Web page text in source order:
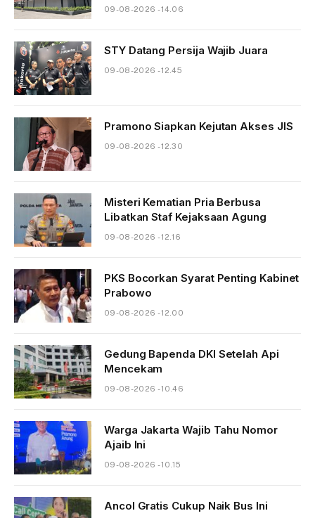
09-08-2026 - 14.06
STY Datang Persija Wajib Juara
09-08-2026 - 12.45
Pramono Siapkan Kejutan Akses JIS
09-08-2026 - 12.30
Misteri Kematian Pria Berbusa
Libatkan Staf Kejaksaan Agung
09-08-2026 - 12.16
PKS Bocorkan Syarat Penting Kabinet
Prabowo
09-08-2026 - 12.00
Gedung Bapenda DKI Setelah Api
Mencekam
09-08-2026 - 10.46
Warga Jakarta Wajib Tahu Nomor
Ajaib Ini
09-08-2026 - 10.15
Ancol Gratis Cukup Naik Bus Ini